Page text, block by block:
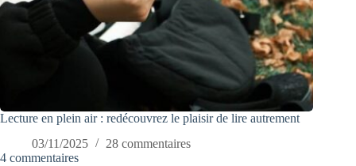
Lecture en plein air : redécouvrez le plaisir de lire autrement
03/11/2025
28 commentaires
4 commentaires